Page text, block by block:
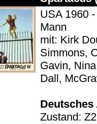
USA 1960
Mann
mit: Kirk
Simmons,
Gavin,
Dall,
Deutsches
Zustand: Z2